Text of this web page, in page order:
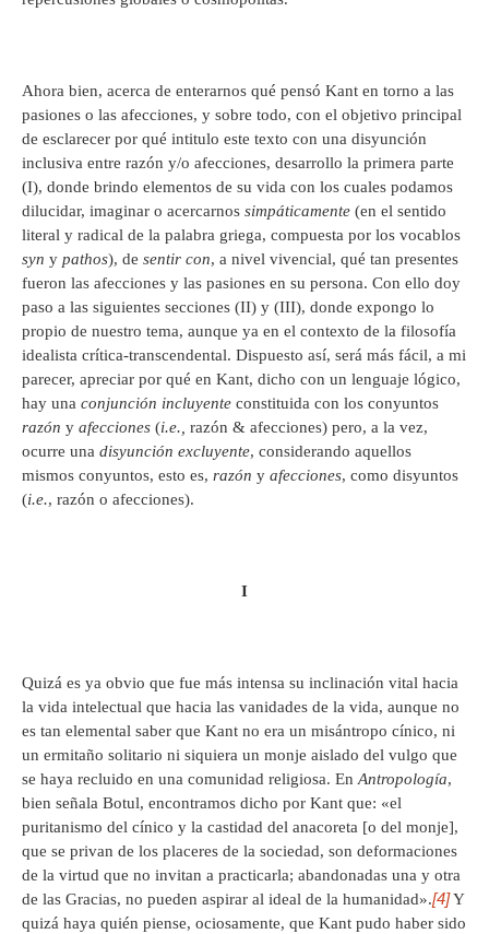
Ahora bien, acerca de enterarnos qué pensó Kant en torno a las
pasiones o las afecciones, y sobre todo, con el objetivo principal
de esclarecer por qué intitulo este texto con una disyunción
inclusiva entre razón y/o afecciones, desarrollo la primera parte
(I), donde brindo elementos de su vida con los cuales podamos
dilucidar, imaginar o acercarnos simpáticamente (en el sentido
literal y radical de la palabra griega, compuesta por los vocablos
syn y pathos), de sentir con, a nivel vivencial, qué tan presentes
fueron las afecciones y las pasiones en su persona. Con ello doy
paso a las siguientes secciones (II) y (III), donde expongo lo
propio de nuestro tema, aunque ya en el contexto de la filosofía
idealista crítica-transcendental. Dispuesto así, será más fácil, a mi
parecer, apreciar por qué en Kant, dicho con un lenguaje lógico,
hay una conjunción incluyente constituida con los conyuntos
razón y afecciones (i.e., razón & afecciones) pero, a la vez,
ocurre una disyunción excluyente, considerando aquellos
mismos conyuntos, esto es, razón y afecciones, como disyuntos
(i.e., razón o afecciones).
I
Quizá es ya obvio que fue más intensa su inclinación vital hacia
la vida intelectual que hacia las vanidades de la vida, aunque no
es tan elemental saber que Kant no era un misántropo cínico, ni
un ermitaño solitario ni siquiera un monje aislado del vulgo que
se haya recluido en una comunidad religiosa. En Antropología,
bien señala Botul, encontramos dicho por Kant que: «el
puritanismo del cínico y la castidad del anacoreta [o del monje],
que se privan de los placeres de la sociedad, son deformaciones
de la virtud que no invitan a practicarla; abandonadas una y otra
de las Gracias, no pueden aspirar al ideal de la humanidad».[4]Y
quizá haya quién piense, ociosamente, que Kant pudo haber sido